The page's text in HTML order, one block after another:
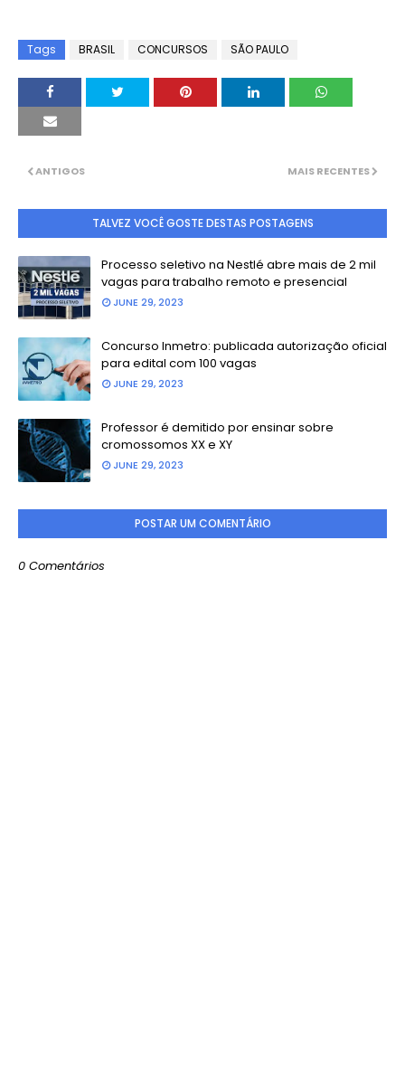
Tags BRASIL CONCURSOS SÃO PAULO
MAIS RECENTES
ANTIGOS
TALVEZ VOCÊ GOSTE DESTAS POSTAGENS
Processo seletivo na Nestlé abre mais de 2 mil
vagas para trabalho remoto e presencial
JUNE 29, 2023
Concurso Inmetro: publicada autorização oficial
para edital com 100 vagas
JUNE 29, 2023
Professor é demitido por ensinar sobre
cromossomos XX e XY
JUNE 29, 2023
POSTAR UM COMENTÁRIO
0 Comentários